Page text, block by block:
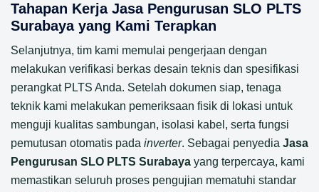
Tahapan Kerja Jasa Pengurusan SLO PLTS
Surabaya yang Kami Terapkan
Selanjutnya, tim kami memulai pengerjaan dengan
melakukan verifikasi berkas desain teknis dan spesifikasi
perangkat PLTS Anda. Setelah dokumen siap, tenaga
teknik kami melakukan pemeriksaan fisik di lokasi untuk
menguji kualitas sambungan, isolasi kabel, serta fungsi
pemutusan otomatis pada inverter. Sebagai penyedia Jasa
Pengurusan SLO PLTS Surabaya yang terpercaya, kami
memastikan seluruh proses pengujian mematuhi standar